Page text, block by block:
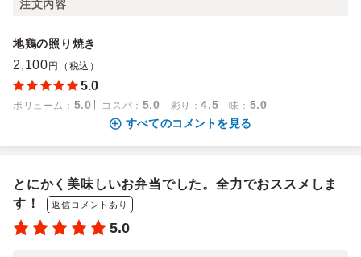
注文内容
地鶏の照り焼き
2,100 円（税込）
5.0
ボリューム ： 5.0 コスパ ： 5.0 彩り ：4.5 味 ： 5.0
すべてのコメントを見る
とにかく美味しいお弁当でした。全力でおススメしま
す！
返信コメントあり
5.0